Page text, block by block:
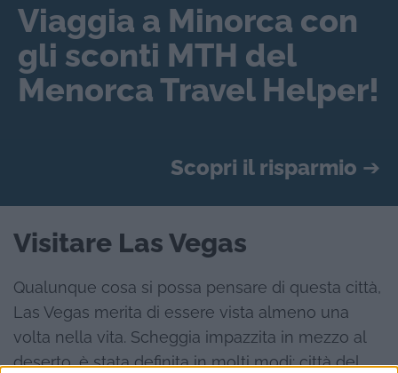
Viaggia a Minorca con
gli sconti MTH del
Menorca Travel Helper!
Scopri il risparmio ➔
Visitare Las Vegas
Qualunque cosa si possa pensare di questa città,
Las Vegas merita di essere vista almeno una
volta nella vita. Scheggia impazzita in mezzo al
deserto, è stata definita in molti modi: città del